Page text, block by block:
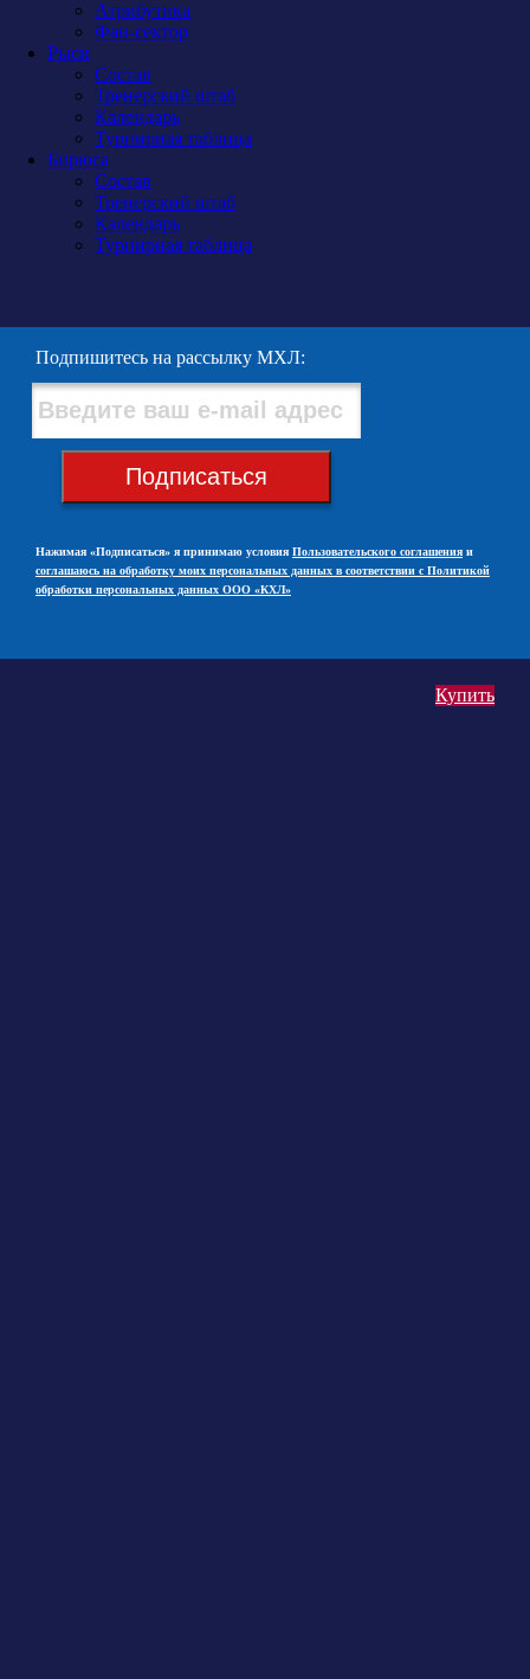
Купить
Атрибутика
Фан-сектор
Рыси
Состав
Тренерский штаб
Календарь
Турнирная таблица
Бирюса
Состав
Тренерский штаб
Календарь
Турнирная таблица
Подпишитесь на рассылку МХЛ:
Подписаться
Нажимая «Подписаться» я принимаю условия Пользовательского соглашения и
соглашаюсь на обработку моих персональных данных в соответствии с Политикой
обработки персональных данных ООО «КХЛ»